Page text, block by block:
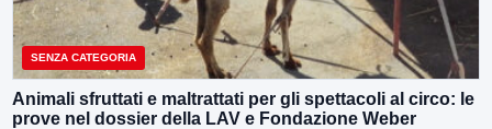
SENZA CATEGORIA
Animali sfruttati e maltrattati per gli spettacoli al circo: le
prove nel dossier della LAV e Fondazione Weber